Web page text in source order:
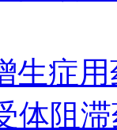
生症
体阻